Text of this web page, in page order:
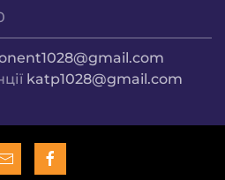
katp1028@gmail.com